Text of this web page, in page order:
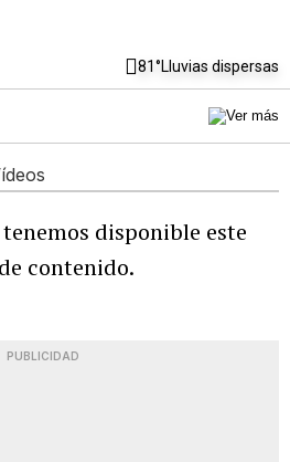
81°Lluvias dispersas
disponible este
contenido.
PUBLICIDAD